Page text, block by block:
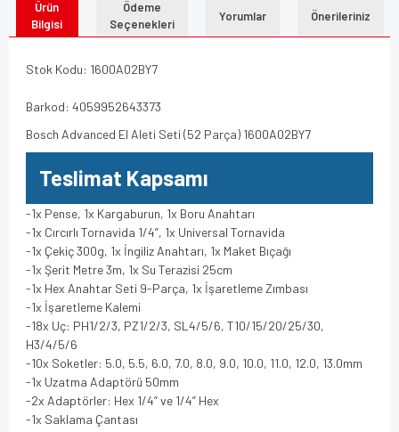
Ürün
Bilgisi
Ödeme
Seçenekleri
Yorumlar Önerileriniz
Stok Kodu: 1600A02BY7
Barkod: 4059952643373
Bosch Advanced El Aleti Seti (52 Parça) 1600A02BY7
Teslimat Kapsamı
-1x Pense, 1x Kargaburun, 1x Boru Anahtarı
-1x Cırcırlı Tornavida 1/4”, 1x Universal Tornavida
-1x Çekiç 300g, 1x İngiliz Anahtarı, 1x Maket Bıçağı
-1x Şerit Metre 3m, 1x Su Terazisi 25cm
-1x Hex Anahtar Seti 9-Parça, 1x İşaretleme Zımbası
-1x İşaretleme Kalemi
-18x Uç: PH1/2/3, PZ1/2/3, SL4/5/6, T10/15/20/25/30,
H3/4/5/6
-10x Soketler: 5.0, 5.5, 6.0, 7.0, 8.0, 9.0, 10.0, 11.0, 12.0, 13.0mm
-1x Uzatma Adaptörü 50mm
-2x Adaptörler: Hex 1/4” ve 1/4” Hex
-1x Saklama Çantası